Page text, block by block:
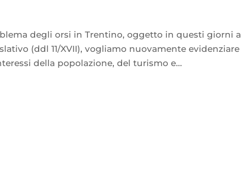
degli orsi in Trentino, oggetto in questi giorni a
(ddl 11/XVII), vogliamo nuovamente evidenziare
della popolazione, del turismo e...